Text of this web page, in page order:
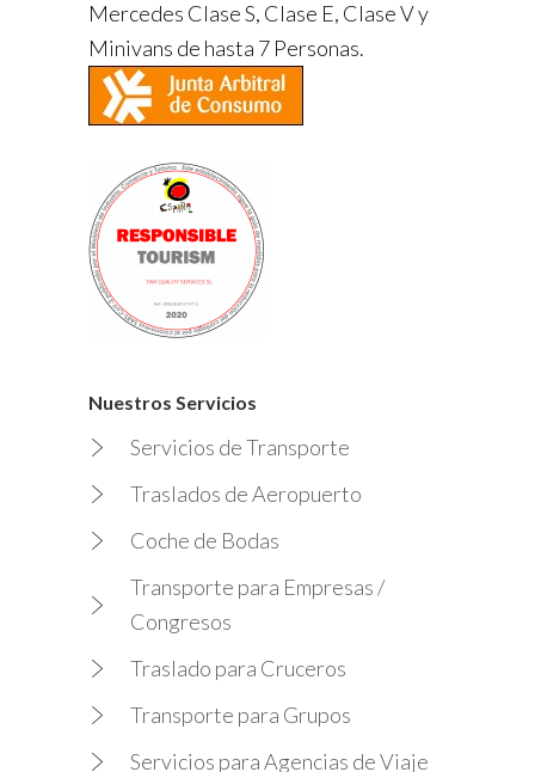
Mercedes Clase S, Clase E, Clase V y
Minivans de hasta 7 Personas.
Nuestros Servicios
Servicios de Transporte
Traslados de Aeropuerto
Coche de Bodas
Transporte para Empresas /
Congresos
Traslado para Cruceros
Transporte para Grupos
Servicios para Agencias de Viaje